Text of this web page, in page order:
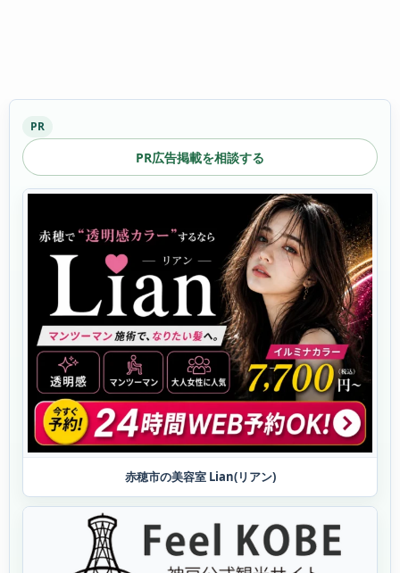
PR
PR広告掲載を相談する
赤穂市の美容室 Lian(リアン)